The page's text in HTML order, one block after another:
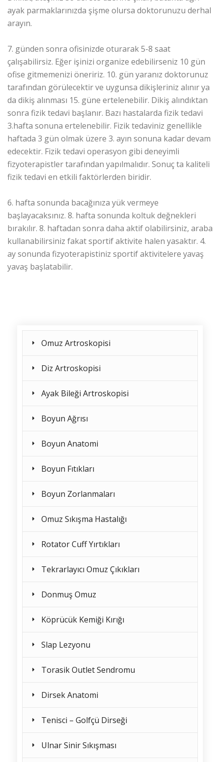
ayak parmaklarınızda şişme olursa doktorunuzu derhal
arayın.
7. günden sonra ofisinizde oturarak 5-8 saat
çalışabilirsiz. Eğer işinizi organize edebilirseniz 10 gün
ofise gitmemenizi öneririz. 10. gün yaranız doktorunuz
tarafından görülecektir ve uygunsa dikişleriniz alınır ya
da dikiş alınması 15. güne ertelenebilir. Dikiş alındıktan
sonra fizik tedavi başlanır. Bazı hastalarda fizik tedavi
3.hafta sonuna ertelenebilir. Fizik tedaviniz genellikle
haftada 3 gün olmak üzere 3. ayın sonuna kadar devam
edecektir. Fizik tedavi operasyon gibi deneyimli
fizyoterapistler tarafından yapılmalıdır. Sonuç ta kaliteli
fizik tedavi en etkili faktörlerden biridir.
6. hafta sonunda bacağınıza yük vermeye
başlayacaksınız. 8. hafta sonunda koltuk değnekleri
bırakılır. 8. haftadan sonra daha aktif olabilirsiniz, araba
kullanabilirsiniz fakat sportif aktivite halen yasaktır. 4.
ay sonunda fizyoterapistiniz sportif aktivitelere yavaş
yavaş başlatabilir.
Omuz Artroskopisi
Diz Artroskopisi
Ayak Bileği Artroskopisi
Boyun Ağrısı
Boyun Anatomi
Boyun Fıtıkları
Boyun Zorlanmaları
Omuz Sıkışma Hastalığı
Rotator Cuff Yırtıkları
Tekrarlayıcı Omuz Çıkıkları
Donmuş Omuz
Köprücük Kemiği Kırığı
Slap Lezyonu
Torasik Outlet Sendromu
Dirsek Anatomi
Tenisci – Golfçü Dirseği
Ulnar Sinir Sıkışması